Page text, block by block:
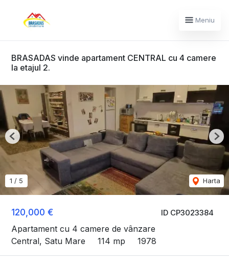
Meniu
BRASADAS vinde apartament CENTRAL cu 4 camere
la etajul 2.
ID CP3023384
120,000 €
Apartament cu 4 camere de vânzare
Central, Satu Mare
114 mp 1978
1 / 5 Harta
Previous